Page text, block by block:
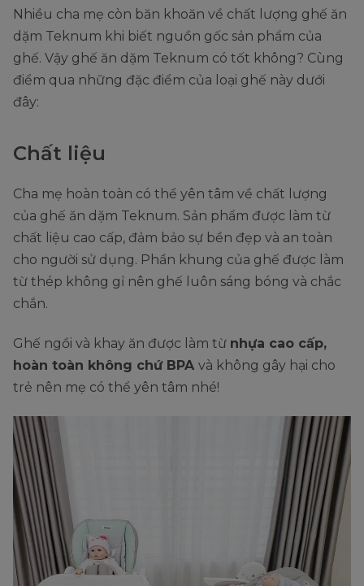
Nhiều cha mẹ còn băn khoăn về chất lượng ghế ăn
dặm Teknum khi biết nguồn gốc sản phẩm của
ghế. Vậy ghế ăn dặm Teknum có tốt không? Cùng
điểm qua những đặc điểm của loại ghế này dưới
đây:
Chất liệu
Cha mẹ hoàn toàn có thể yên tâm về chất lượng
của ghế ăn dặm Teknum. Sản phẩm được làm từ
chất liệu cao cấp, đảm bảo sự bền đẹp và an toàn
cho người sử dụng. Phần khung của ghế được làm
từ thép không gỉ nên ghế luôn sáng bóng và chắc
chắn.
Ghế ngồi và khay ăn được làm từ nhựa cao cấp,
hoàn toàn không chứ BPA và không gây hại cho
trẻ nên mẹ có thể yên tâm nhé!